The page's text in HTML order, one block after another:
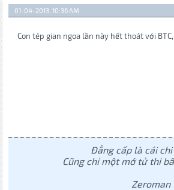
01-04-2013, 10:36 AM
Con tép gian ngoa lần này hết thoát với
Đẳng cấp là cái
Cũng chỉ một mớ tử thi
Zeroman Vo